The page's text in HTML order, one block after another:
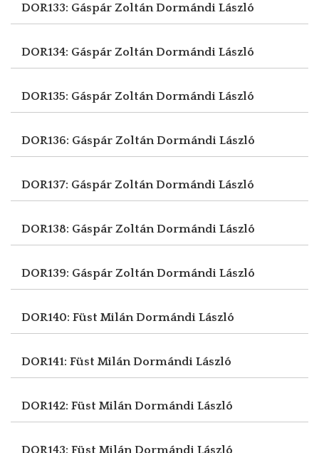
DOR133: Gáspár ZoltánDormándi László
DOR134: Gáspár ZoltánDormándi László
DOR135: Gáspár ZoltánDormándi László
DOR136: Gáspár ZoltánDormándi László
DOR137: Gáspár ZoltánDormándi László
DOR138: Gáspár ZoltánDormándi László
DOR139: Gáspár ZoltánDormándi László
DOR140: Füst MilánDormándi László
DOR141: Füst MilánDormándi László
DOR142: Füst MilánDormándi László
DOR143: Füst Milán Dormándi László